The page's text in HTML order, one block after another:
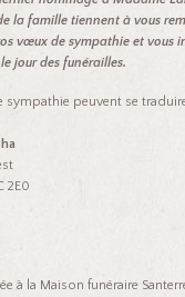
la famille tiennent à vous
vœux de sympathie et vous
jour des funérailles.
sympathie peuvent se
2E0
à la Maison funéraire